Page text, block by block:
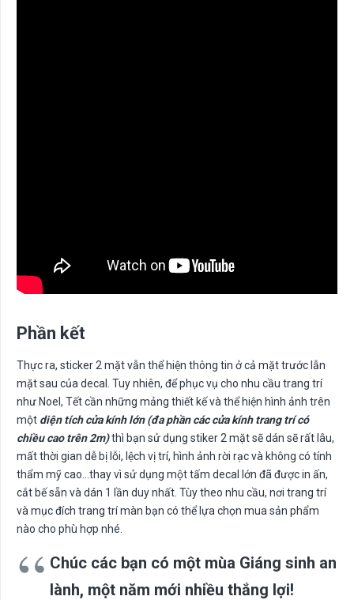
Phần kết
Thực ra, sticker 2 mặt vẫn thể hiện thông tin ở cả mặt trước lẫn
mặt sau của decal. Tuy nhiên, để phục vụ cho nhu cầu trang trí
như Noel, Tết cần những mảng thiết kế và thể hiện hình ảnh trên
một diện tích cửa kính lớn (đa phần các cửa kính trang trí có
chiều cao trên 2m)thì bạn sử dụng stiker 2 mặt sẽ dán sẽ rất lâu,
mất thời gian dễ bị lỗi, lệch vị trí, hình ảnh rời rạc và không có tính
thẩm mỹ cao…thay vì sử dụng một tấm decal lớn đã được in ấn,
cắt bế sẵn và dán 1 lần duy nhất. Tùy theo nhu cầu, nơi trang trí
và mục đích trang trí màn bạn có thể lựa chọn mua sản phẩm
nào cho phù hợp nhé.
Chúc các bạn có một mùa Giáng sinh an
lành, một năm mới nhiều thắng lợi!